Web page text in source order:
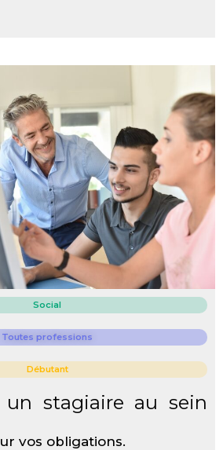
Social
Toutes professions
Débutant
un stagiaire au sein
vos obligations.